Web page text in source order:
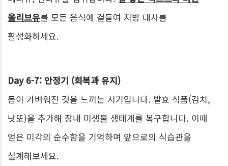
올리브유를 모든 음식에 곁들여 지방 대사를
활성화하세요.
Day 6-7: 안정기 (회복과 유지)
몸이 가벼워진 것을 느끼는 시기입니다. 발효 식품(김치,
낫또)을 추가해 장내 미생물 생태계를 복구합니다. 이때
얻은 미각의 순수함을 기억하며 앞으로의 식습관을
설계해보세요.